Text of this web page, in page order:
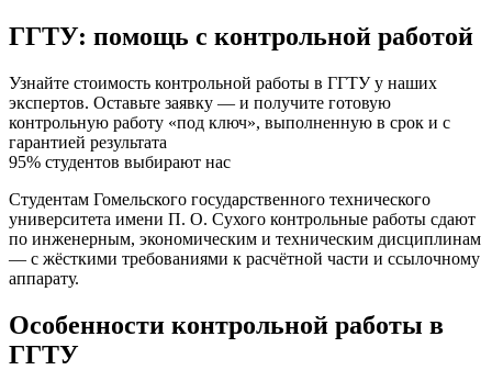
ГГТУ: помощь с контрольной работой
Узнайте стоимость контрольной работы в ГГТУ у наших
экспертов. Оставьте заявку — и получите готовую
контрольную работу «под ключ», выполненную в срок и с
гарантией результата
95% студентов выбирают нас
Студентам Гомельского государственного технического
университета имени П. О. Сухого контрольные работы сдают
по инженерным, экономическим и техническим дисциплинам
— с жёсткими требованиями к расчётной части и ссылочному
аппарату.
Особенности контрольной работы в
ГГТУ